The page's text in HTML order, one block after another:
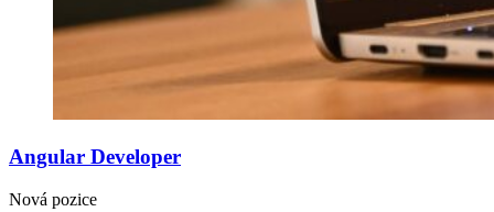
Angular Developer
Nová pozice